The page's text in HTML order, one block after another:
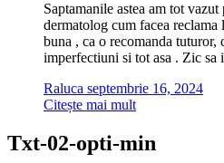
Saptamanile astea am tot
dermatolog cum facea reclama
buna , ca o recomanda tuturor,
imperfectiuni si tot asa . Zic sa
Raluca septembrie 16, 2024
Citește mai mult
Txt-02-opti-min